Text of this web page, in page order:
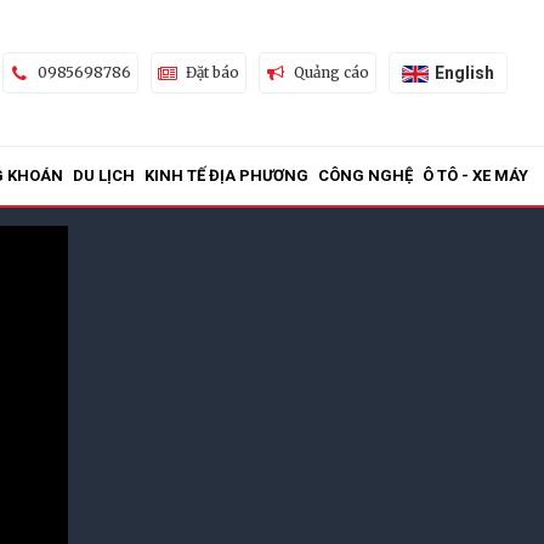
0985698786 Đặt báo Quảng cáo English
KHOÁN DU LỊCH KINH TẾ ĐỊA PHƯƠNG CÔNG NGHỆ Ô TÔ - XE MÁY